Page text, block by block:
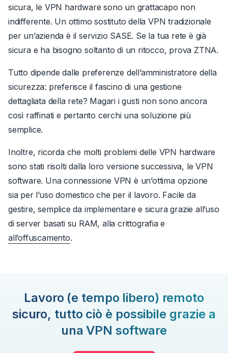
sicura, le VPN hardware sono un grattacapo non
indifferente. Un ottimo sostituto della VPN tradizionale
per un’azienda è il servizio SASE. Se la tua rete è già
sicura e ha bisogno soltanto di un ritocco, prova ZTNA.
Tutto dipende dalle preferenze dell’amministratore della
sicurezza: preferisce il fascino di una gestione
dettagliata della rete? Magari i gusti non sono ancora
così raffinati e pertanto cerchi una soluzione più
semplice.
Inoltre, ricorda che molti problemi delle VPN hardware
sono stati risolti dalla loro versione successiva, le VPN
software. Una connessione VPN è un’ottima opzione
sia per l’uso domestico che per il lavoro. Facile da
gestire, semplice da implementare e sicura grazie all’uso
diserver basati su RAM, alla crittografia e
all’offuscamento.
Lavoro (e tempo libero) remoto
sicuro, tutto ciò è possibile grazie a
una VPN software